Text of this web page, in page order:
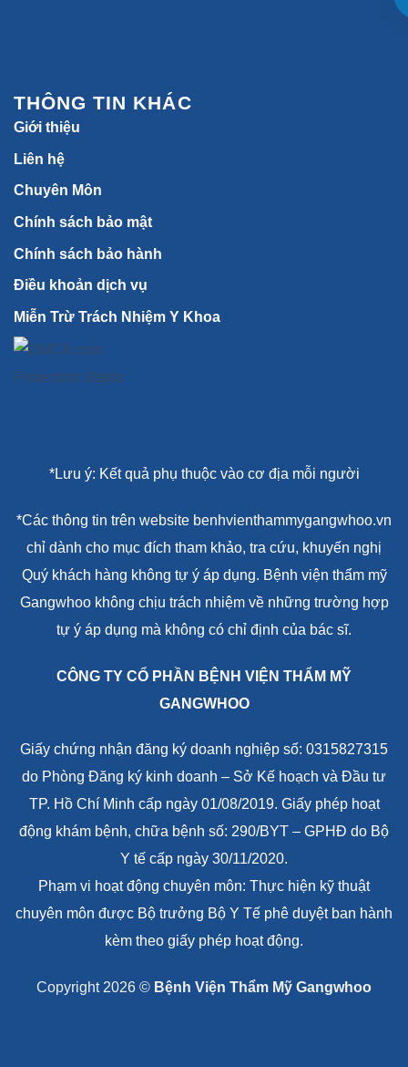
THÔNG TIN KHÁC
Giới thiệu
Liên hệ
Chuyên Môn
Chính sách bảo mật
Chính sách bảo hành
Điều khoản dịch vụ
Miễn Trừ Trách Nhiệm Y Khoa
*Lưu ý: Kết quả phụ thuộc vào cơ địa mỗi người
*Các thông tin trên website benhvienthammygangwhoo.vn
chỉ dành cho mục đích tham khảo, tra cứu, khuyến nghị
Quý khách hàng không tự ý áp dụng. Bệnh viện thẩm mỹ
Gangwhoo không chịu trách nhiệm về những trường hợp
tự ý áp dụng mà không có chỉ định của bác sĩ.
CÔNG TY CỔ PHẦN BỆNH VIỆN THẨM MỸ
GANGWHOO
Giấy chứng nhận đăng ký doanh nghiệp số: 0315827315
do Phòng Đăng ký kinh doanh – Sở Kế hoạch và Đầu tư
TP. Hồ Chí Minh cấp ngày 01/08/2019. Giấy phép hoạt
động khám bệnh, chữa bệnh số: 290/BYT – GPHĐ do Bộ
Y tế cấp ngày 30/11/2020.
Phạm vi hoạt động chuyên môn: Thực hiện kỹ thuật
chuyên môn được Bộ trưởng Bộ Y Tế phê duyệt ban hành
kèm theo giấy phép hoạt động.
Copyright 2026 © Bệnh Viện Thẩm Mỹ Gangwhoo